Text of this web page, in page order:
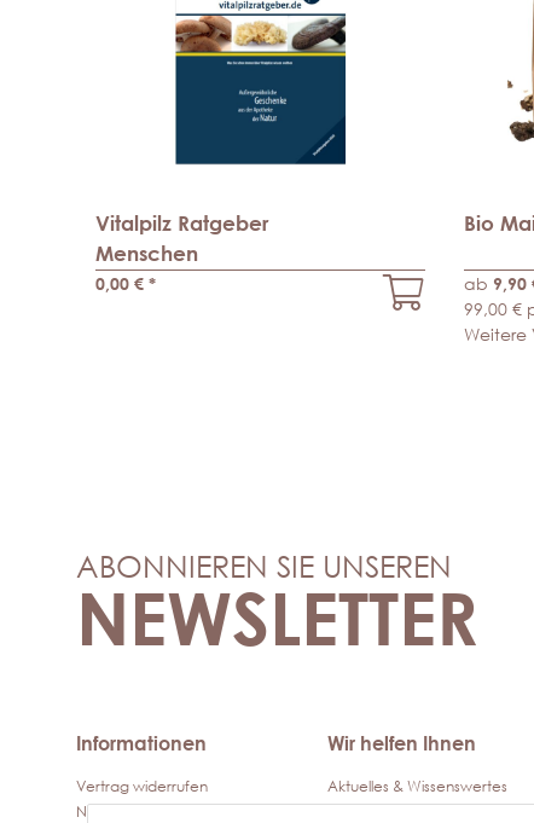
Vitalpilz Ratgeber
Menschen
0,00 € *
Bio
ab 9,90
99,00 €
Weitere
ABONNIEREN SIE UNSEREN
NEWSLETTER
Informationen
Vertrag widerrufen
Newsletter
Wir helfen Ihnen
Aktuelles & Wissenswertes
Kontakt